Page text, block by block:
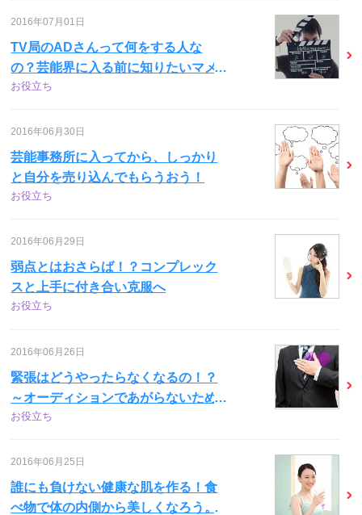
2016年07月01日
TV局のADさんって何をする人な
の？芸能界に入る前に知りたいマメ
知識
お役立ち
2016年06月30日
芸能事務所に入ってから、しっかり
と自分を売り込んでもらうおう！
お役立ち
2016年06月29日
弱点とはおさらば！？コンプレック
スと上手に付き合い克服へ
お役立ち
2016年06月26日
緊張はどうやったらなくなるの！？
～オーディションであがらないため
に～
お役立ち
2016年06月25日
誰にも負けない健康な肌を作る！食
べ物で体の内側から美しくなろう。